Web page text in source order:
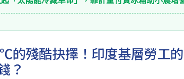
的殘酷抉擇！印度基層勞工
？